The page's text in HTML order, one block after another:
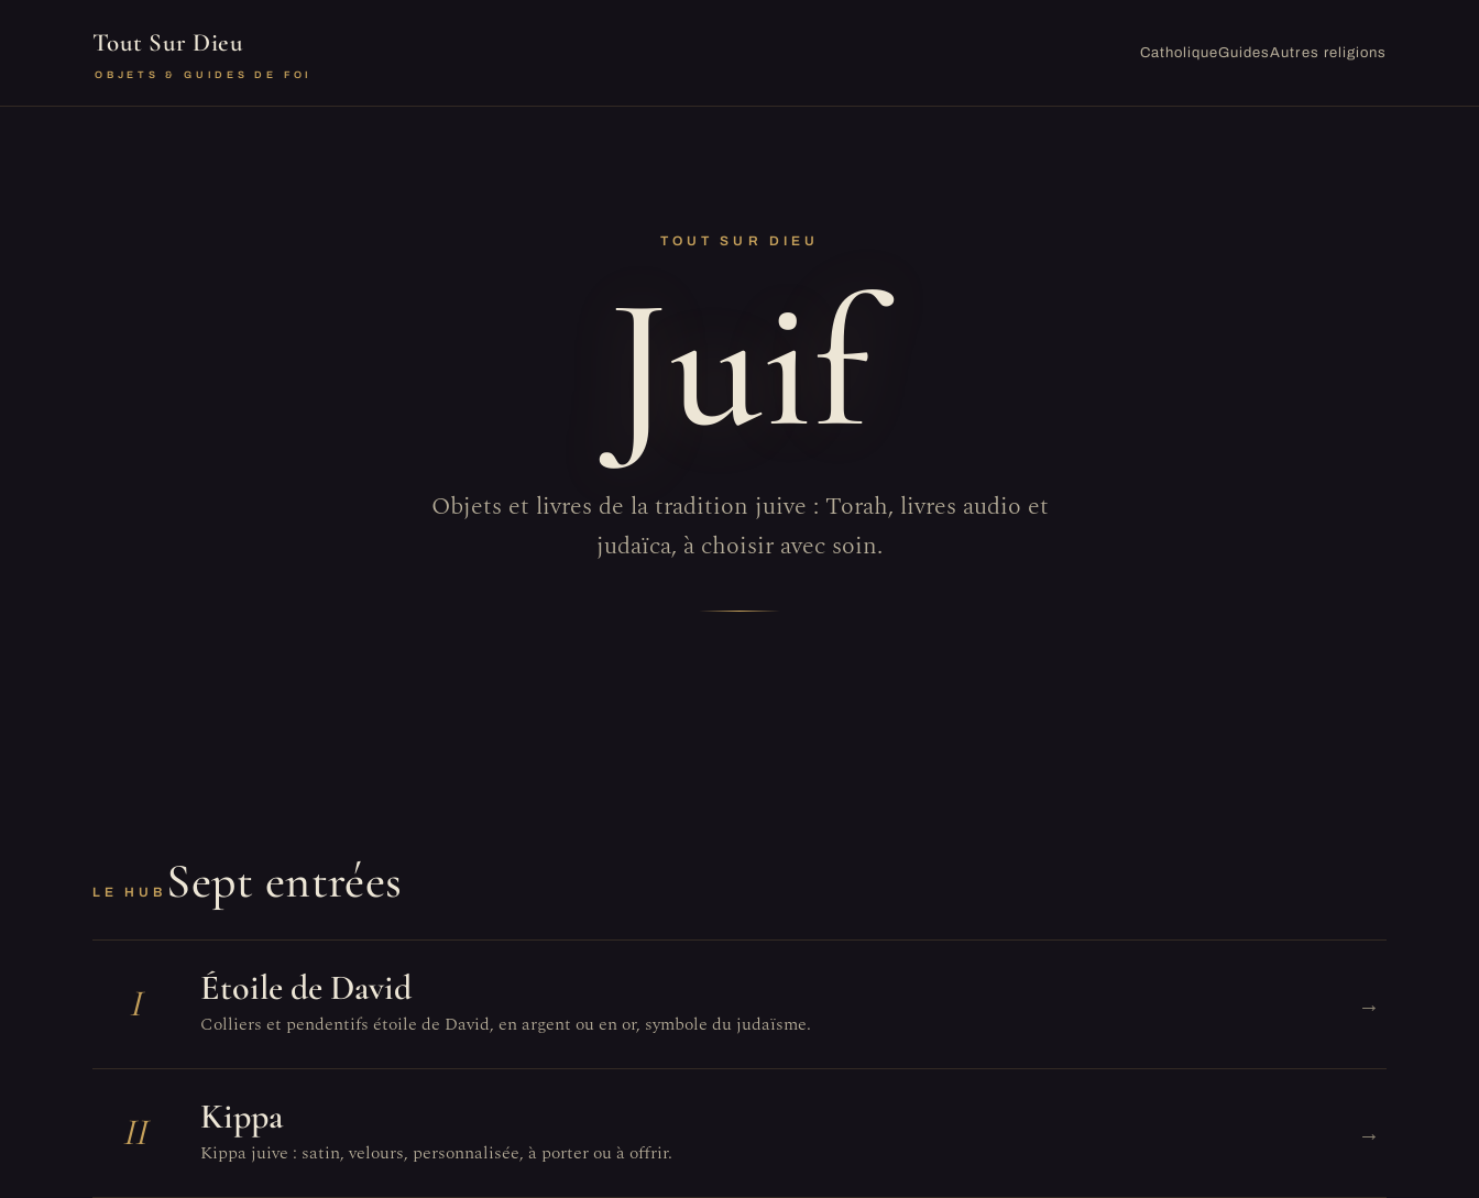
Tout Sur Dieu
OBJETS & GUIDES DE FOI
CatholiqueGuidesAutres religions
TOUT SUR DIEU
Juif
Objets et livres de la tradition juive : Torah, livres audio et
judaïca, à choisir avec soin.
LE HUB Sept entrées
I Étoile de David
Colliers et pendentifs étoile de David, en argent ou en or, symbole du judaïsme.
→
II Kippa
Kippa juive : satin, velours, personnalisée, à porter ou à offrir.
→